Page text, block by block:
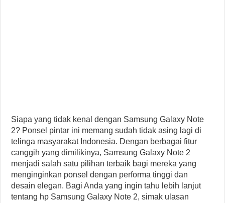
Siapa yang tidak kenal dengan Samsung Galaxy Note
2? Ponsel pintar ini memang sudah tidak asing lagi di
telinga masyarakat Indonesia. Dengan berbagai fitur
canggih yang dimilikinya, Samsung Galaxy Note 2
menjadi salah satu pilihan terbaik bagi mereka yang
menginginkan ponsel dengan performa tinggi dan
desain elegan. Bagi Anda yang ingin tahu lebih lanjut
tentang hp Samsung Galaxy Note 2, simak ulasan